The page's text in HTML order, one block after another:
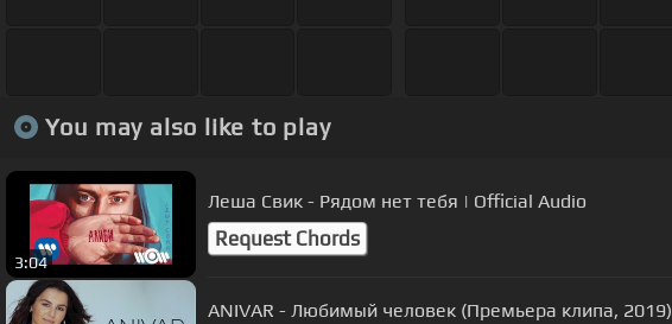
You may also like to play
3:04
Леша Свик - Рядом нет тебя | Official Audio
Request Chords
ANIVAR - Любимый человек (Премьера клипа, 2019)